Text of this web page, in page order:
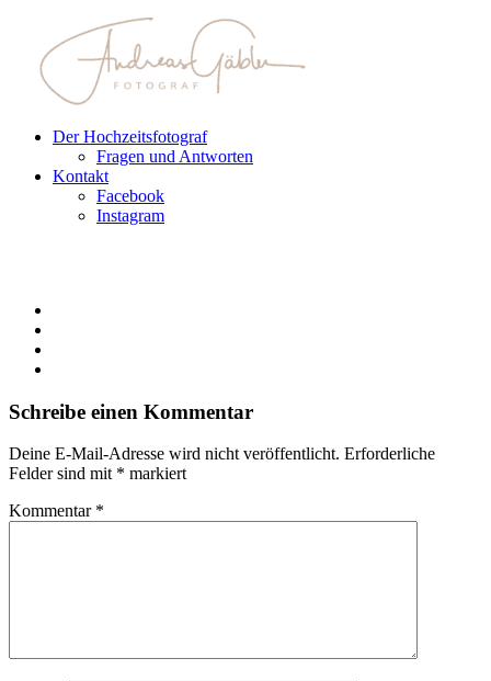
Der Hochzeitsfotograf
Fragen und Antworten
Kontakt
Facebook
Instagram
Schreibe einen Kommentar
Deine E-Mail-Adresse wird nicht veröffentlicht. Erforderliche
Felder sind mit * markiert
Kommentar *